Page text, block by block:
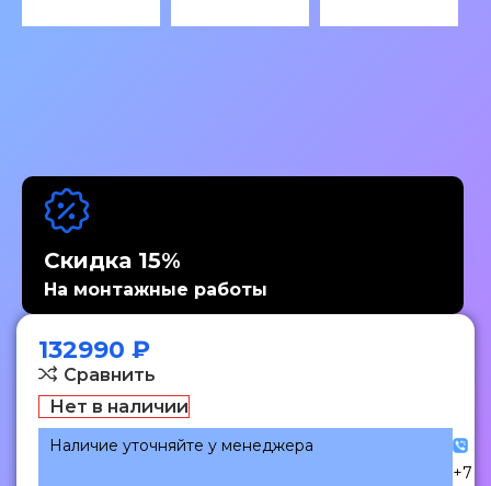
Скидка 15%
На монтажные работы
132990 ₽
Сравнить
Нет в наличии
Наличие уточняйте у менеджера
+7